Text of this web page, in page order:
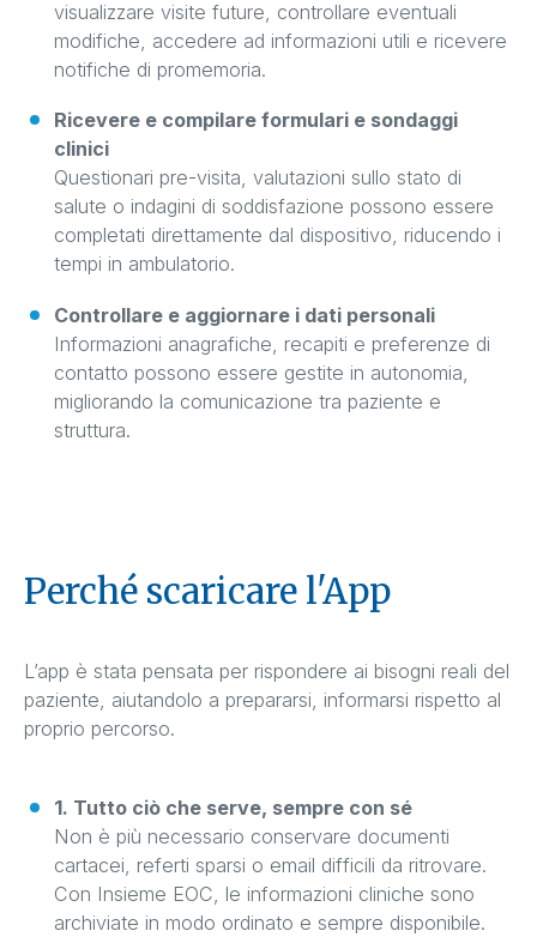
visualizzare visite future, controllare eventuali
modifiche, accedere ad informazioni utili e ricevere
notifiche di promemoria.
Ricevere e compilare formulari e sondaggi
clinici
Questionari pre-visita, valutazioni sullo stato di
salute o indagini di soddisfazione possono essere
completati direttamente dal dispositivo, riducendo i
tempi in ambulatorio.
Controllare e aggiornare i dati personali
Informazioni anagrafiche, recapiti e preferenze di
contatto possono essere gestite in autonomia,
migliorando la comunicazione tra paziente e
struttura.
Perché scaricare l'App
L’app è stata pensata per rispondere ai bisogni reali del
paziente, aiutandolo a prepararsi, informarsi rispetto al
proprio percorso.
1. Tutto ciò che serve, sempre con sé
Non è più necessario conservare documenti
cartacei, referti sparsi o email difficili da ritrovare.
Con Insieme EOC, le informazioni cliniche sono
archiviate in modo ordinato e sempre disponibile.